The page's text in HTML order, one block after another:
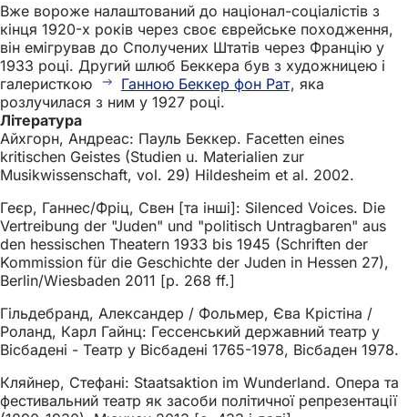
Вже вороже налаштований до націонал-соціалістів з
кінця 1920-х років через своє єврейське походження,
він емігрував до Сполучених Штатів через Францію у
1933 році. Другий шлюб Беккера був з художницею і
галеристкою
Ганною Беккер фон Рат, яка
розлучилася з ним у 1927 році.
Література
Айхгорн, Андреас: Пауль Беккер. Facetten eines
kritischen Geistes (Studien u. Materialien zur
Musikwissenschaft, vol. 29) Hildesheim et al. 2002.
Геєр, Ганнес/Фріц, Свен [та інші]: Silenced Voices. Die
Vertreibung der "Juden" und "politisch Untragbaren" aus
den hessischen Theatern 1933 bis 1945 (Schriften der
Kommission für die Geschichte der Juden in Hessen 27),
Berlin/Wiesbaden 2011 [p. 268 ff.]
Гільдебранд, Александер / Фольмер, Єва Крістіна /
Роланд, Карл Гайнц: Гессенський державний театр у
Вісбадені - Театр у Вісбадені 1765-1978, Вісбаден 1978.
Кляйнер, Стефані: Staatsaktion im Wunderland. Опера та
фестивальний театр як засоби політичної репрезентації